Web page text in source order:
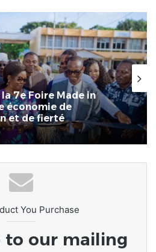
7e Foire Made in
économie de
et de fierté
You Purchase
to our mailing